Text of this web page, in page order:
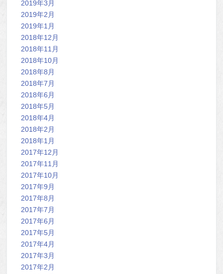
2019年3月
2019年2月
2019年1月
2018年12月
2018年11月
2018年10月
2018年8月
2018年7月
2018年6月
2018年5月
2018年4月
2018年2月
2018年1月
2017年12月
2017年11月
2017年10月
2017年9月
2017年8月
2017年7月
2017年6月
2017年5月
2017年4月
2017年3月
2017年2月